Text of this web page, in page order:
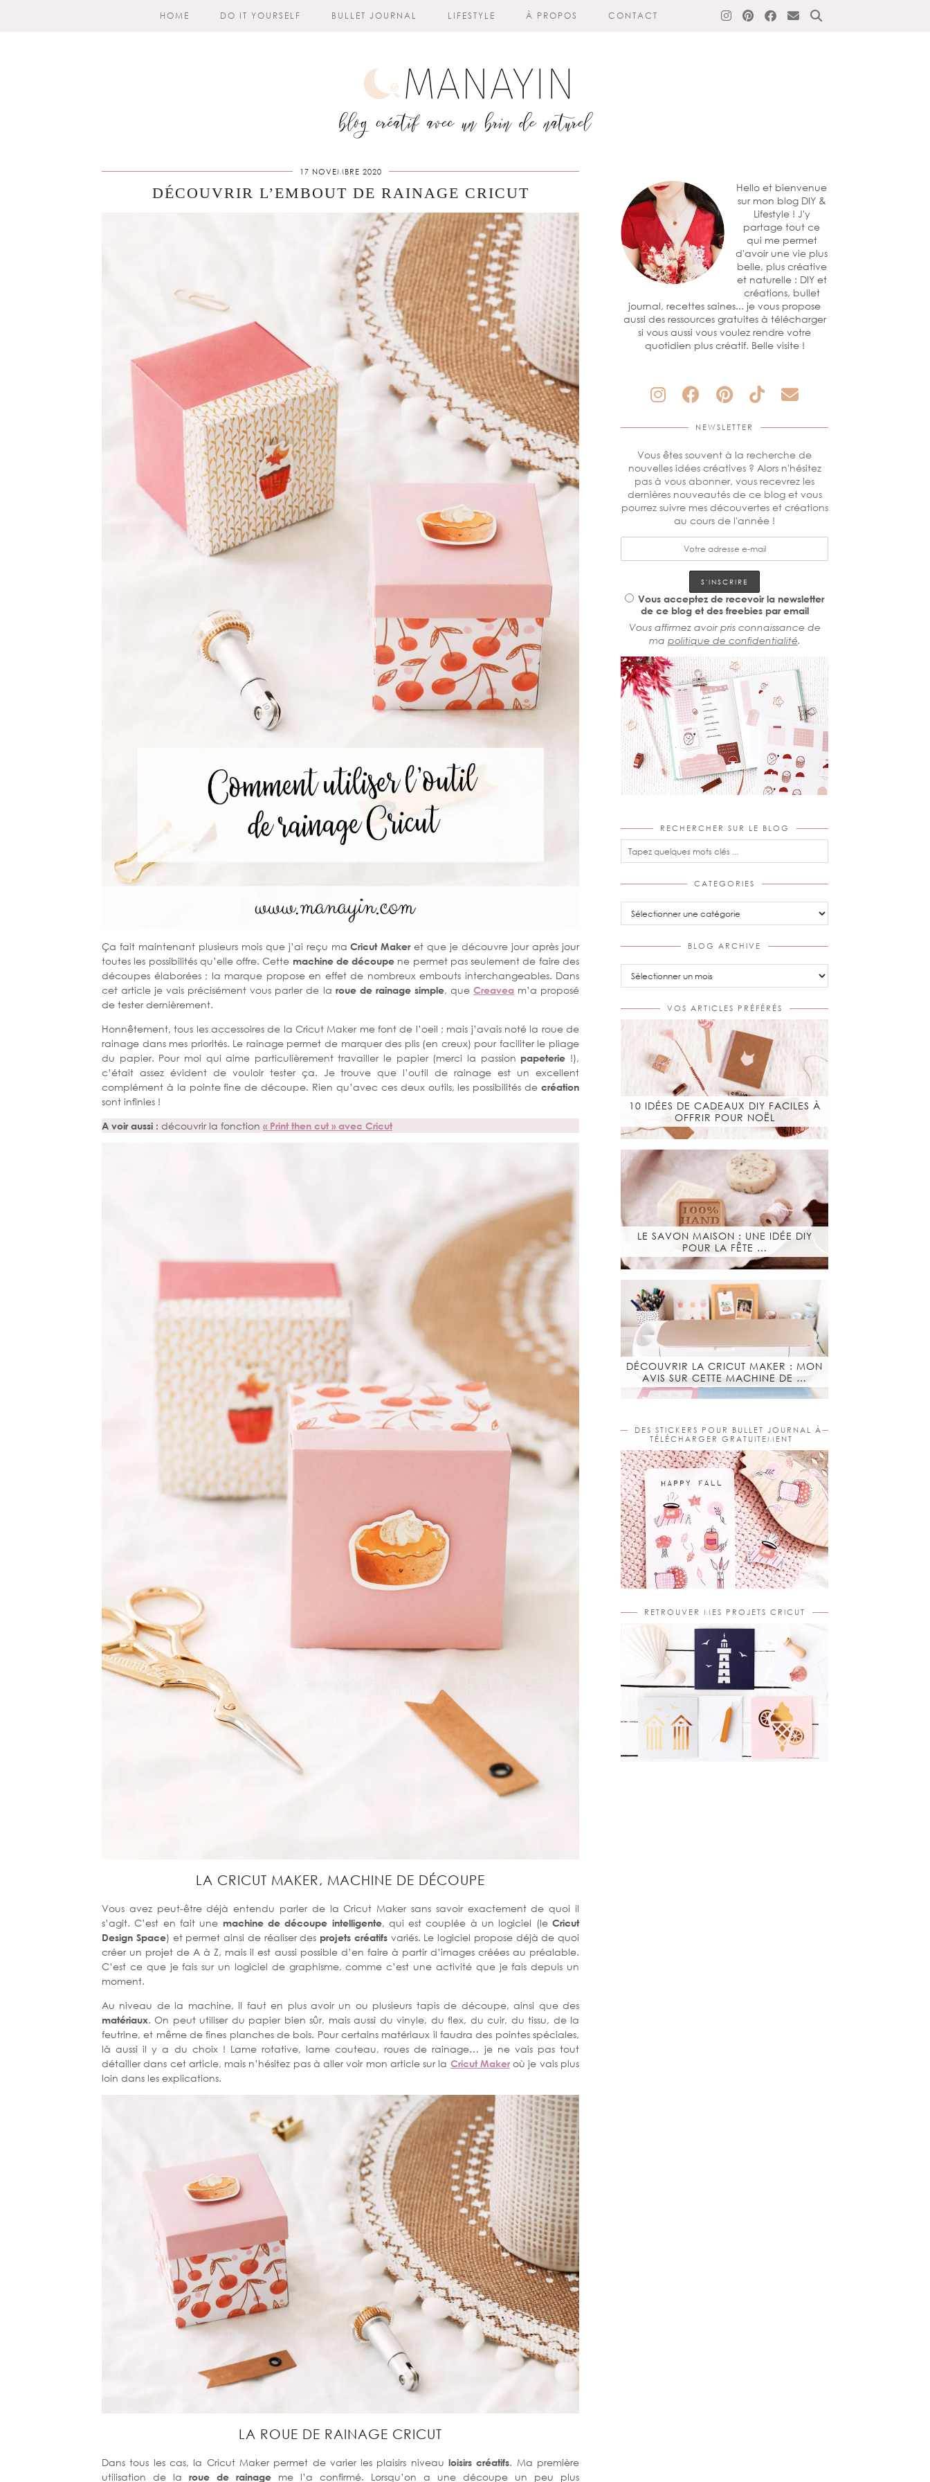
HOME DO IT YOURSELF BULLET JOURNAL LIFESTYLE À PROPOS CONTACT
17 NOVEMBRE 2020
DÉCOUVRIR L’EMBOUT DE RAINAGE CRICUT
Ça fait maintenant plusieurs mois que j’ai reçu maCricut Makeret que je découvre jour après jour
toutes les possibilités qu’elle offre. Cette machine de découpe ne permet pas seulement de faire des
découpes élaborées ; la marque propose en effet de nombreux embouts interchangeables. Dans
cet article je vais précisément vous parler de la roue de rainage simple, que Creaveam’a proposé
de tester dernièrement.
Honnêtement, tous les accessoires de la Cricut Maker me font de l’oeil ; mais j’avais noté la roue de
rainage dans mes priorités. Le rainage permet de marquer des plis (en creux) pour faciliter le pliage
du papier. Pour moi qui aime particulièrement travailler le papier (merci la passion papeterie !),
c’était assez évident de vouloir tester ça. Je trouve que l’outil de rainage est un excellent
complément à la pointe fine de découpe. Rien qu’avec ces deux outils, les possibilités de création
sont infinies !
A voir aussi : découvrir la fonction « Print then cut » avec Cricut
LA CRICUT MAKER, MACHINE DE DÉCOUPE
Vous avez peut-être déjà entendu parler de la Cricut Maker sans savoir exactement de quoi il
s’agit. C’est en fait une machine de découpe intelligente, qui est couplée à un logiciel (le Cricut
Design Space) et permet ainsi de réaliser des projets créatifsvariés. Le logiciel propose déjà de quoi
créer un projet de A à Z, mais il est aussi possible d’en faire à partir d’images créées au préalable.
C’est ce que je fais sur un logiciel de graphisme, comme c’est une activité que je fais depuis un
moment.
Au niveau de la machine, il faut en plus avoir un ou plusieurs tapis de découpe, ainsi que des
matériaux. On peut utiliser du papier bien sûr, mais aussi du vinyle, du flex, du cuir, du tissu, de la
feutrine, et même de fines planches de bois. Pour certains matériaux il faudra des pointes spéciales,
là aussi il y a du choix ! Lame rotative, lame couteau, roues de rainage… je ne vais pas tout
détailler dans cet article, mais n’hésitez pas à aller voir mon article sur la Cricut Makeroù je vais plus
loin dans les explications.
LA ROUE DE RAINAGE CRICUT
Dans tous les cas, la Cricut Maker permet de varier les plaisirs niveauloisirs créatifs. Ma première
utilisation de la roue de rainage me l’a confirmé. Lorsqu’on a une découpe un peu plus
Hello et bienvenue
sur mon blog DIY &
Lifestyle ! J'y
partage tout ce
qui me permet
d'avoir une vie plus
belle, plus créative
et naturelle : DIY et
créations, bullet
journal, recettes saines... je vous propose
aussi des ressources gratuites à télécharger
si vous aussi vous voulez rendre votre
quotidien plus créatif. Belle visite !
NEWSLETTER
Vous êtes souvent à la recherche de
nouvelles idées créatives ? Alors n'hésitez
pas à vous abonner, vous recevrez les
dernières nouveautés de ce blog et vous
pourrez suivre mes découvertes et créations
au cours de l'année !
Vous acceptez de recevoir la newsletter
de ce blog et des freebies par email
Vous affirmez avoir pris connaissance de
ma politique de confidentialité.
RECHERCHER SUR LE BLOG
CATEGORIES
Categories
BLOG ARCHIVE
Blog
Archive
VOS ARTICLES PRÉFÉRÉS
10 IDÉES DE CADEAUX DIY FACILES À
OFFRIR POUR NOËL
LE SAVON MAISON : UNE IDÉE DIY
POUR LA FÊTE …
DÉCOUVRIR LA CRICUT MAKER : MON
AVIS SUR CETTE MACHINE DE …
DES STICKERS POUR BULLET JOURNAL À
TÉLÉCHARGER GRATUITEMENT
RETROUVER MES PROJETS CRICUT